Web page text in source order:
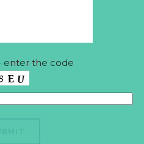
enter the code